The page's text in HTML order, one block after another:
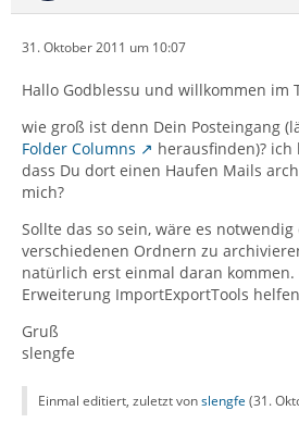
31. Oktober 2011 um 10:07
Hallo Godblessu und willkommen im
wie groß ist denn Dein Posteingang
Folder Columns
herausfinden)? ich
dass Du dort einen Haufen Mails
mich?
Sollte das so sein, wäre es
verschiedenen Ordnern zu
natürlich erst einmal daran
Erweiterung ImportExportTools
Gruß
slengfe
Einmal editiert, zuletzt vonslengfe (31.